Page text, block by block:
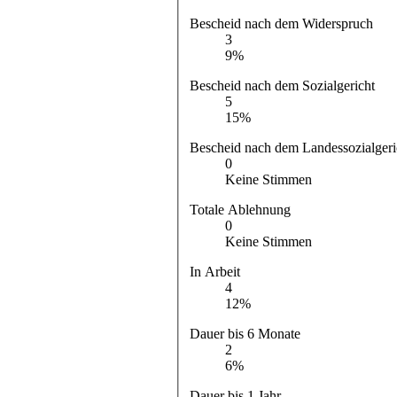
Bescheid nach dem Widerspruch
3
9%
Bescheid nach dem Sozialgericht
5
15%
Bescheid nach dem
0
Keine Stimmen
Totale Ablehnung
0
Keine Stimmen
In Arbeit
4
12%
Dauer bis 6 Monate
2
6%